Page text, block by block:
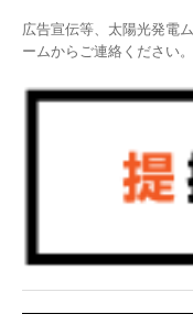
広告宣伝等、太陽光発電
ームからご連絡ください。